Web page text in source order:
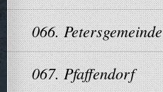
066. Petersgemeinde
067. Pfaffendorf